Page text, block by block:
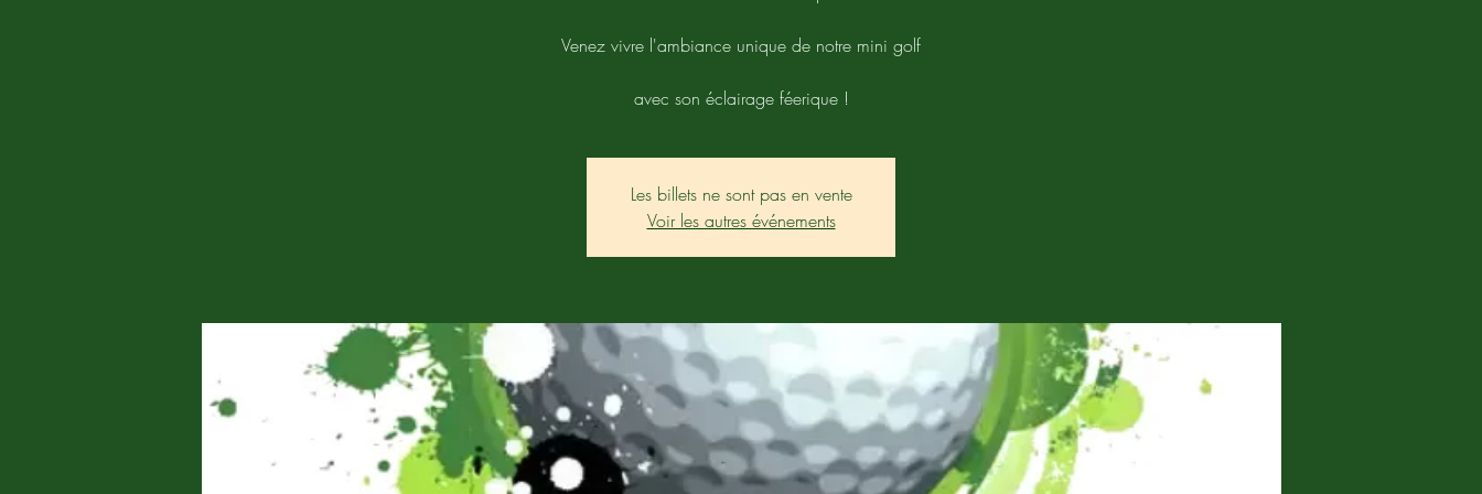
Venez vivre l'ambiance unique de notre mini golf
avec son éclairage féerique !
Les billets ne sont pas en vente
Voir les autres événements